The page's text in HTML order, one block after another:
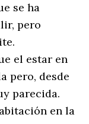
se ha
pero
el estar en
pero, desde
parecida.
en la